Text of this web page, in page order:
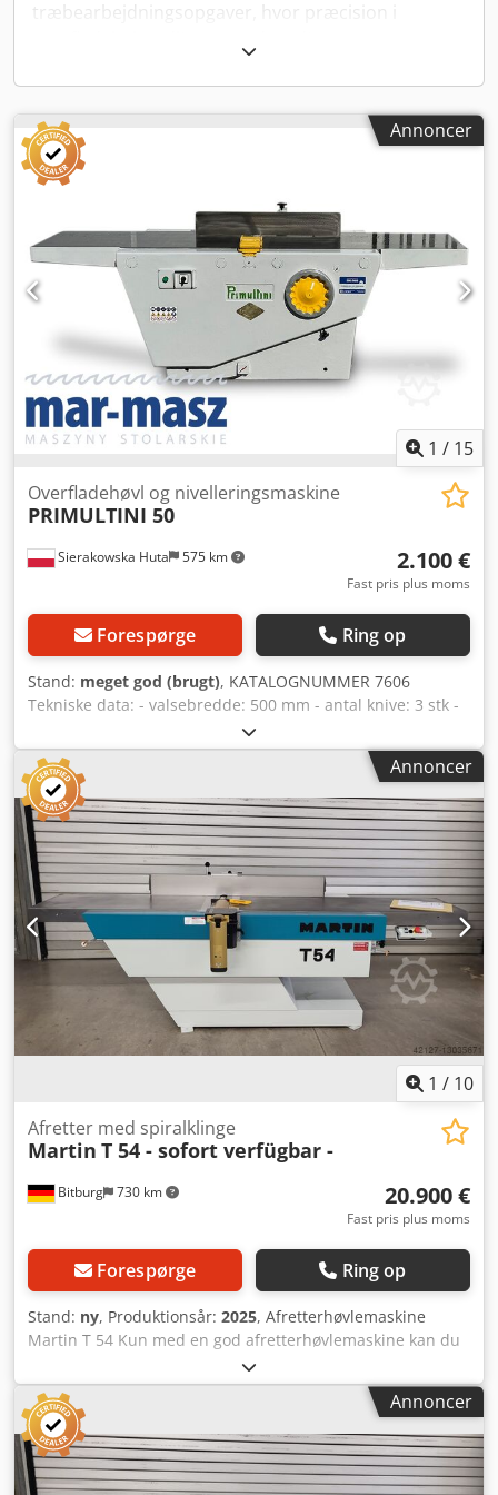
træbearbejdningsopgaver, hvor præcision i
Anvendelse af overfladehøvlen
Typisk anvendes overfladehøvlen til at planere
store træstykker, som for eksempel bordplader,
døre eller vinduesrammer. Dette værktøj kan
justeres i forhold til dybde og vinkel, hvilket giver
brugeren mulighed for at opnå præcise resultater
tilpasset hvert projekt.
Ved køb af brugt overfladehøvle
Hvis De overvejer at købe en brugt overfladehøvle,
er det vigtigt at inspicere maskinens generelle
stand og sikre sig, at alle bevægelige dele fungerer
korrekt. Kontroller skærebladenes skarphed og
justeringsmuligheder, da disse er kritiske for at
Annoncer
1 / 15
Sierakowska Huta 575 km
Overfladehøvl og nivelleringsmaskine
PRIMULTINI 50
2.100 €
Fast pris plus moms
Forespørge Ring op
Stand: meget god (brugt), KATALOGNUMMER 7606
Tekniske data: - valsebredde: 500 mm - antal knive: 3 stk -
dækning på valsen - længde på borde: 2530 mm - borde i
støbejern - begge borde justerbare - original
støbejernsanslag kan justeres i vinkel - motor: 3 kW -
dimensioner l/b/h: 2530x1000x1100 mm - vægt: 920 kg
FORDELE – italiensk produktion – 3-knivs valse – brugt
afretter Credpfjzkhrysx Aqgof – meget god stand Nettopris:
8.900 PLN Nettopris: 2.100 EUR Nettopris beregnet ifølge
kurs 4,2 PLN/EUR (ved større kursudsving kan prisen
ændres)
Annoncer
1 / 10
Bitburg 730 km
Afretter med spiralklinge
Martin T 54 - sofort verfügbar -
20.900 €
Fast pris plus moms
Forespørge Ring op
Stand: ny, Produktionsår: 2025, Afretterhøvlemaskine
Martin T 54 Kun med en god afretterhøvlemaskine kan du
skabe virkelig perfekte forudsætninger for videre
bearbejdning. Netop med dette formål er T54 blevet
udviklet. Den gør det muligt at rette emner til på et
moderne niveau og nemt forsyne dem med præcise
vinkelkanter. Maskinen leveres som standard med en
TERSA-helståls knivaksel. Den træk-skærende Xplane-
Annoncer